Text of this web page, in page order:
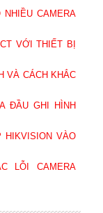
CAMERA
VỚI THIẾT BỊ
VÀ CÁCH KHẮC
ĐẦU GHI HÌNH
HIKVISION VÀO
LỖI CAMERA